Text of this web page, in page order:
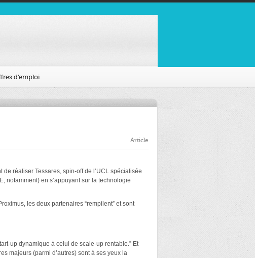
d’emploi
Article
réaliser Tessares, spin-off de l’UCL spécialisée
notamment) en s’appuyant sur la technologie
les deux partenaires “rempilent” et sont
up dynamique à celui de scale-up rentable.” Et
majeurs (parmi d’autres) sont à ses yeux la